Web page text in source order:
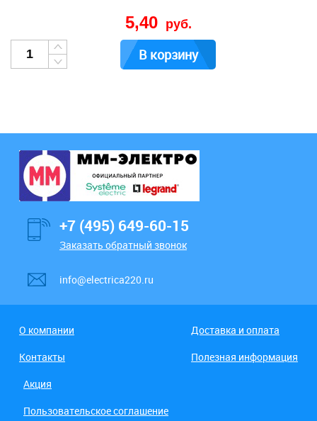
5,40 руб.
В корзину
+7 (495) 649-60-15
Заказать обратный звонок
info@electrica220.ru
О компании
Доставка и оплата
Контакты
Полезная информация
Акция
Пользовательское соглашение